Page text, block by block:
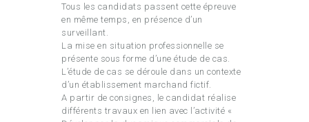
Tous les candidats passent cette épreuve
en même temps, en présence d’un
surveillant.
La mise en situation professionnelle se
présente sous forme d’une étude de cas.
L’étude de cas se déroule dans un contexte
d’un établissement marchand fictif.
A partir de consignes, le candidat réalise
différents travaux en lien avec l’activité «